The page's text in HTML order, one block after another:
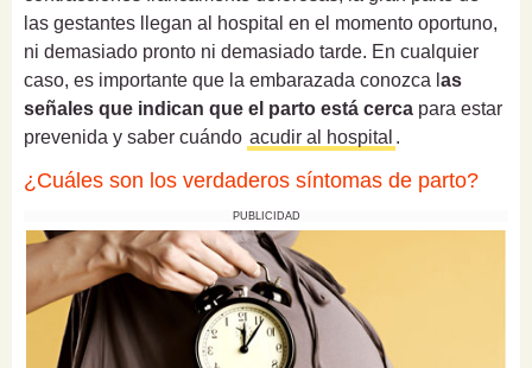
las gestantes llegan al hospital en el momento oportuno,
ni demasiado pronto ni demasiado tarde. En cualquier
caso, es importante que la embarazada conozca l as
señales que indican que el parto está cerca para estar
prevenida y saber cuándo acudir al hospital .
¿Cuáles son los verdaderos síntomas de parto?
PUBLICIDAD